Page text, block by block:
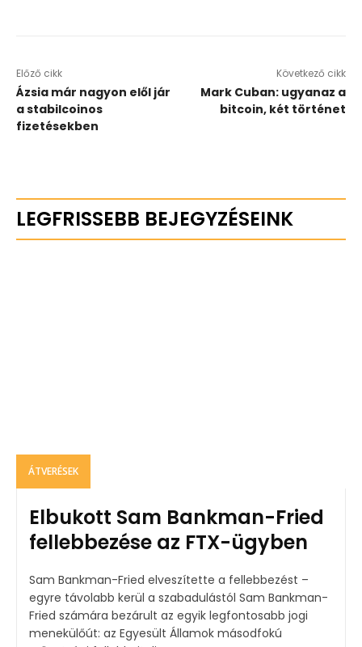
Előző cikk
Ázsia már nagyon elől jár
a stabilcoinos
fizetésekben
Következő cikk
Mark Cuban: ugyanaz a
bitcoin, két történet
LEGFRISSEBB BEJEGYZÉSEINK
ÁTVERÉSEK
Elbukott Sam Bankman-Fried
fellebbezése az FTX-ügyben
Sam Bankman-Fried elveszítette a fellebbezést –
egyre távolabb kerül a szabadulástól Sam Bankman-
Fried számára bezárult az egyik legfontosabb jogi
menekülőút: az Egyesült Államok másodfokú